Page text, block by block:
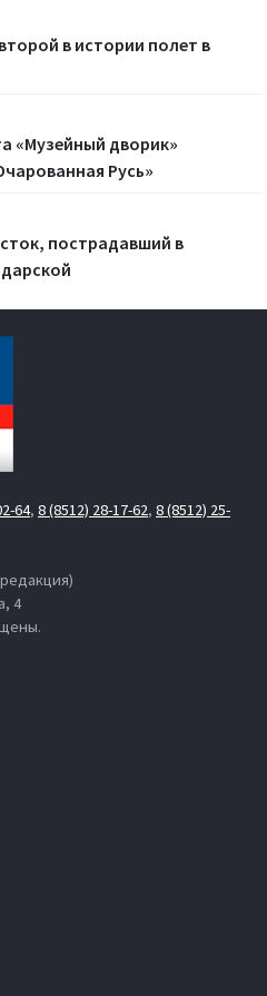
в истории полет в
«Музейный дворик»
Русь»
пострадавший в
64, 8 (8512) 28-17-62, 8 (8512) 25-
4